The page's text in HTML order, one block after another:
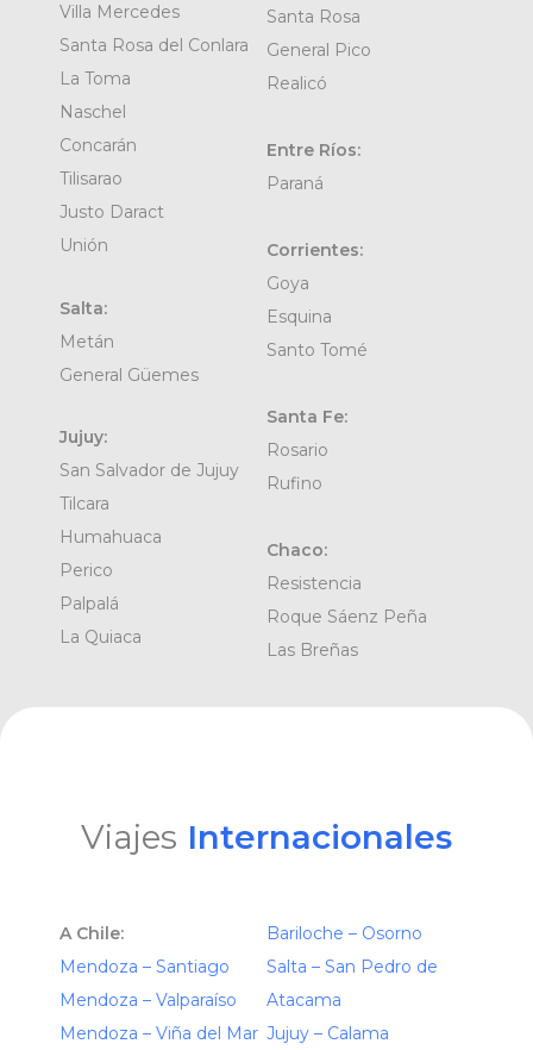
Villa Mercedes
Santa Rosa del Conlara
La Toma
Naschel
Concarán
Tilisarao
Justo Daract
Unión
Salta:
Metán
General Güemes
Jujuy:
San Salvador de Jujuy
Tilcara
Humahuaca
Perico
Palpalá
La Quiaca
Santa Rosa
General Pico
Realicó
Entre Ríos:
Paraná
Corrientes:
Goya
Esquina
Santo Tomé
Santa Fe:
Rosario
Rufino
Chaco:
Resistencia
Roque Sáenz Peña
Las Breñas
Viajes Internacionales
A Chile:
Mendoza – Santiago
Mendoza – Valparaíso
Mendoza – Viña del Mar
Bariloche – Osorno
Salta – San Pedro de
Atacama
Jujuy – Calama